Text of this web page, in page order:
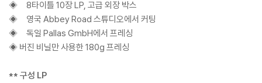
◈ 8타이틀 10장 LP, 고급 외장 박스
◈ 영국 Abbey Road 스튜디오에서 커팅
◈ 독일 Pallas GmbH에서 프레싱
◈ 버진 비닐만 사용한 180g 프레싱
** 구성 LP